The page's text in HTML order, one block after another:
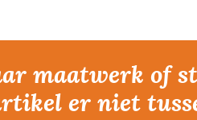
maatwerk of
er niet